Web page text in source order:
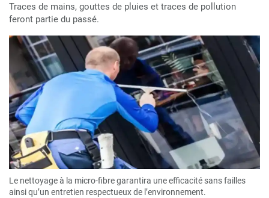
Traces de mains, gouttes de pluies et traces de pollution
feront partie du passé.
Le nettoyage à la micro-fibre garantira une efficacité sans failles
ainsi qu’un entretien respectueux de l’environnement.